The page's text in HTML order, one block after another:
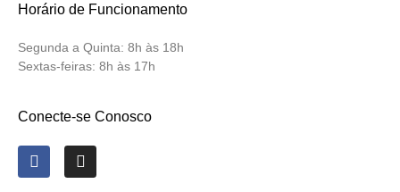
Horário de Funcionamento
Segunda a Quinta: 8h às 18h
Sextas-feiras: 8h às 17h
Conecte-se Conosco